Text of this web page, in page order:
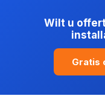
Wilt u
Gratis